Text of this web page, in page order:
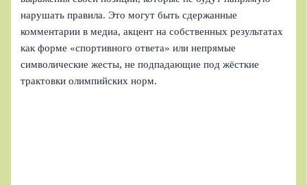
нарушать правила. Это могут быть сдержанные
комментарии в медиа, акцент на собственных результатах
как форме «спортивного ответа» или непрямые
символические жесты, не подпадающие под жёсткие
трактовки олимпийских норм.